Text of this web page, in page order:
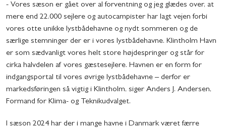
- Vores sæson er gået over al forventning og jeg glædes over, at
mere end 22.000 sejlere og autocampister har lagt vejen forbi
vores otte unikke lystbådehavne og nydt sommeren og de
særlige stemninger der er i vores lystbådehavne. Klintholm Havn
er som sædvanligt vores helt store højdespringer og står for
cirka halvdelen af vores gæstesejlere. Havnen er en form for
indgangsportal til vores øvrige lystbådehavne – derfor er
markedsføringen så vigtig i Klintholm, siger Anders J. Andersen,
Formand for Klima- og Teknikudvalget.
I sæson 2024 har der i mange havne i Danmark været færre